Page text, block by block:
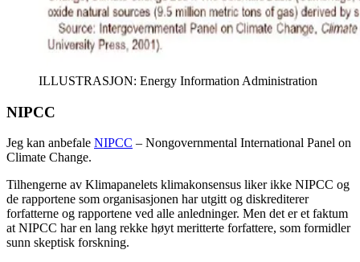
ILLUSTRASJON: Energy Information Administration
NIPCC
Jeg kan anbefale NIPCC – Nongovernmental International Panel on
Climate Change.
Tilhengerne av Klimapanelets klimakonsensus liker ikke NIPCC og
de rapportene som organisasjonen har utgitt og diskrediterer
forfatterne og rapportene ved alle anledninger. Men det er et faktum
at NIPCC har en lang rekke høyt meritterte forfattere, som formidler
sunn skeptisk forskning.